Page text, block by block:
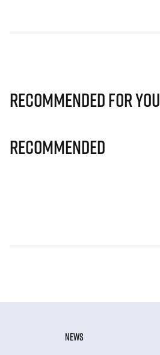
Recommended for you
Recommended
NEWS